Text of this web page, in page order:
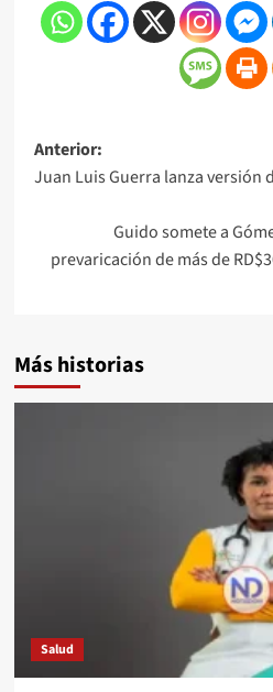
Anterior:
Juan Luis Guerra lanza versión
Guido somete a
prevaricación de más de
Más historias
Salud